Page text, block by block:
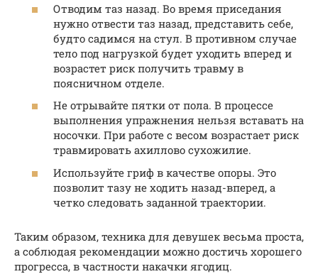
Отводим таз назад. Во время приседания
нужно отвести таз назад, представить себе,
будто садимся на стул. В противном случае
тело под нагрузкой будет уходить вперед и
возрастет риск получить травму в
поясничном отделе.
Не отрывайте пятки от пола. В процессе
выполнения упражнения нельзя вставать на
носочки. При работе с весом возрастает риск
травмировать ахиллово сухожилие.
Используйте гриф в качестве опоры. Это
позволит тазу не ходить назад-вперед, а
четко следовать заданной траектории.
Таким образом, техника для девушек весьма проста,
а соблюдая рекомендации можно достичь хорошего
прогресса, в частности накачки ягодиц.